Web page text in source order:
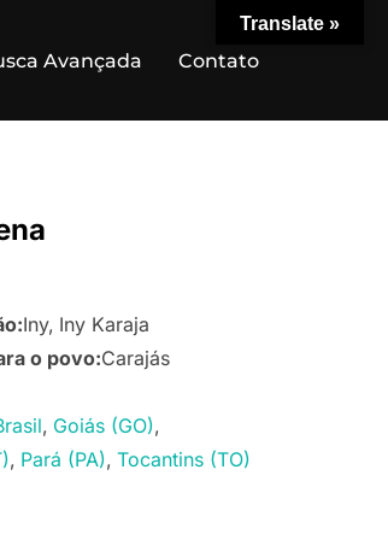
Avançada Contato
Iny Iny Karaja
o povo:Carajás
Goiás (GO)
Pará (PA) Tocantins (TO)
Translate »